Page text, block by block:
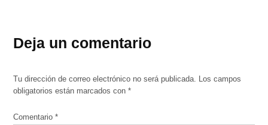
Deja un comentario
Tu dirección de correo electrónico no será publicada. Los campos
obligatorios están marcados con*
Comentario*